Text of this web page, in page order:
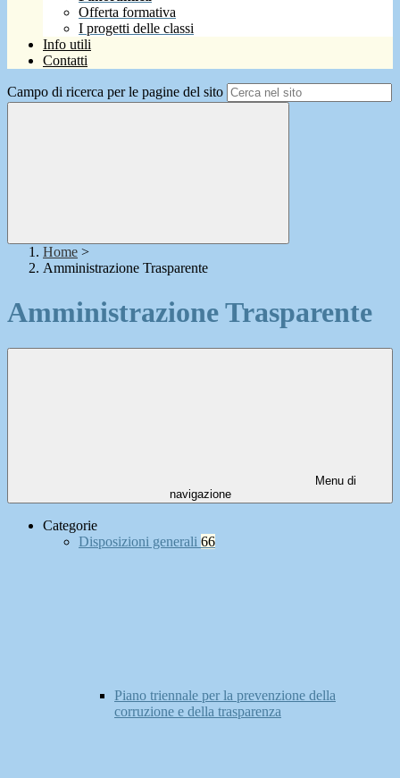
Offerta formativa
I progetti delle classi
Info utili
Contatti
Campo di ricerca per le pagine del sito
Home >
Amministrazione Trasparente
Amministrazione Trasparente
Menu di
navigazione
Categorie
Disposizioni generali 66
Piano triennale per la prevenzione della
corruzione e della trasparenza